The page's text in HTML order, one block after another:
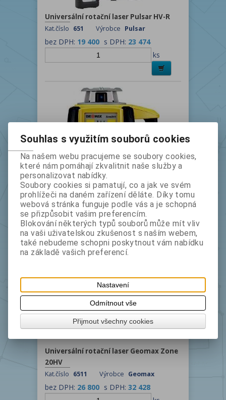
Universální rotační laser Pulsar HV-R
Kat.číslo 651 Výrobce Pulsar
bez DPH: 19 400 s DPH: 23 474
ks
Nivelační rotační laser Geomax Zone
20H
Kat.číslo 6510 Výrobce Geomax
bez DPH:22 800 s DPH:27 588
ks
Universální rotační laser Geomax Zone
20HV
Kat.číslo 6511 Výrobce Geomax
bez DPH: 26 800 s DPH: 32 428
Souhlas s využitím souborů cookies
Na našem webu pracujeme se soubory cookies,
které nám pomáhají zkvalitnit naše služby a
personalizovat nabídky.
Soubory cookies si pamatují, co a jak ve svém
prohlížeči na daném zařízení děláte. Díky tomu
webová stránka funguje podle vás a je schopná
se přizpůsobit vašim preferencím.
Blokování některých typů souborů může mít vliv
na vaši uživatelskou zkušenost s naším webem,
také nebudeme schopni poskytnout vám nabídku
na základě vašich preferencí.
Nastavení
Odmítnout vše
Přijmout všechny cookies